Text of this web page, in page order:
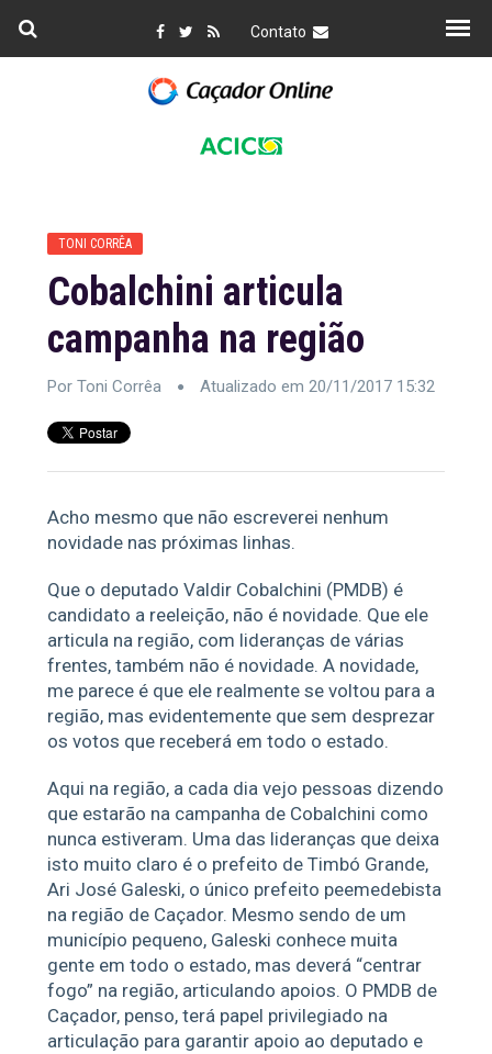
Contato
TONI CORRÊA
Cobalchini articula
campanha na região
Por Toni Corrêa Atualizado em 20/11/2017 15:32
Acho mesmo que não escreverei nenhum
novidade nas próximas linhas.
Que o deputado Valdir Cobalchini (PMDB) é
candidato a reeleição, não é novidade. Que ele
articula na região, com lideranças de várias
frentes, também não é novidade. A novidade,
me parece é que ele realmente se voltou para a
região, mas evidentemente que sem desprezar
os votos que receberá em todo o estado.
Aqui na região, a cada dia vejo pessoas dizendo
que estarão na campanha de Cobalchini como
nunca estiveram. Uma das lideranças que deixa
isto muito claro é o prefeito de Timbó Grande,
Ari José Galeski, o único prefeito peemedebista
na região de Caçador. Mesmo sendo de um
município pequeno, Galeski conhece muita
gente em todo o estado, mas deverá “centrar
fogo” na região, articulando apoios. O PMDB de
Caçador, penso, terá papel privilegiado na
articulação para garantir apoio ao deputado e